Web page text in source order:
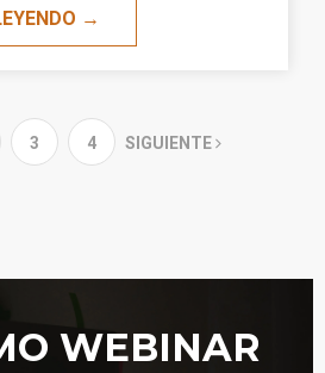
→
3 4 SIGUIENTE
WEBINAR